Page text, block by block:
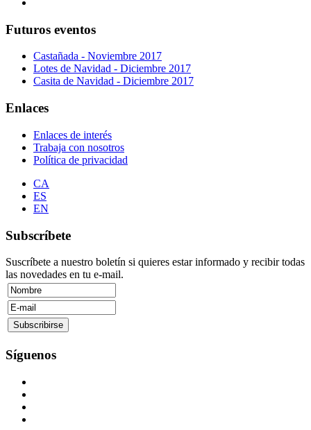
Futuros eventos
Castañada - Noviembre 2017
Lotes de Navidad - Diciembre 2017
Casita de Navidad - Diciembre 2017
Enlaces
Enlaces de interés
Trabaja con nosotros
Política de privacidad
CA
ES
EN
Subscríbete
Suscríbete a nuestro boletín si quieres estar informado y recibir todas
las novedades en tu e-mail.
Síguenos